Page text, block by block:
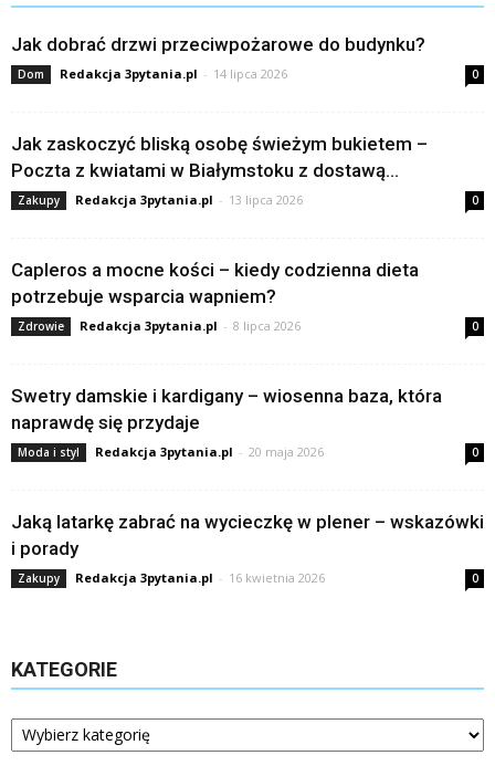
Jak dobrać drzwi przeciwpożarowe do budynku?
Dom Redakcja 3pytania.pl - 14 lipca 2026 0
Jak zaskoczyć bliską osobę świeżym bukietem –
Poczta z kwiatami w Białymstoku z dostawą...
Zakupy Redakcja 3pytania.pl - 13 lipca 2026 0
Capleros a mocne kości – kiedy codzienna dieta
potrzebuje wsparcia wapniem?
Zdrowie Redakcja 3pytania.pl - 8 lipca 2026 0
Swetry damskie i kardigany – wiosenna baza, która
naprawdę się przydaje
Moda i styl Redakcja 3pytania.pl - 20 maja 2026 0
Jaką latarkę zabrać na wycieczkę w plener – wskazówki
i porady
Zakupy Redakcja 3pytania.pl - 16 kwietnia 2026 0
KATEGORIE
Kategorie